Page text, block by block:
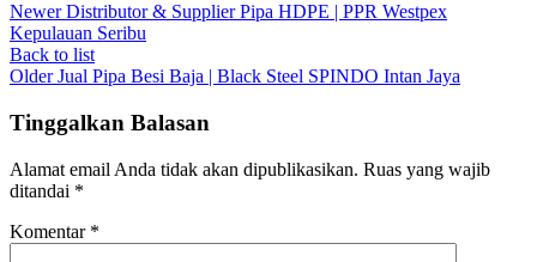
Newer Distributor & Supplier Pipa HDPE | PPR Westpex
Kepulauan Seribu
Back to list
Older Jual Pipa Besi Baja | Black Steel SPINDO Intan Jaya
Tinggalkan Balasan
Alamat email Anda tidak akan dipublikasikan. Ruas yang wajib
ditandai *
Komentar *